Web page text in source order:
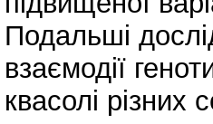
Подальші
взаємодії
квасолі різних